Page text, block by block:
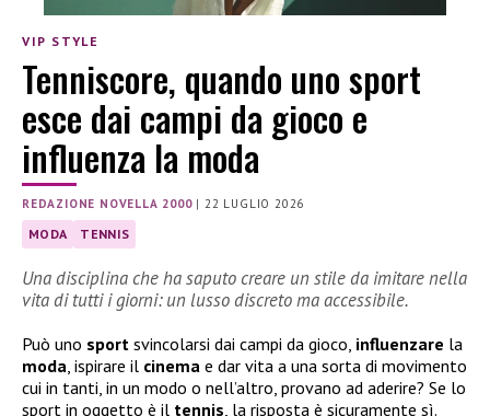
VIP STYLE
Tenniscore, quando uno sport
esce dai campi da gioco e
influenza la moda
REDAZIONE NOVELLA 2000|22 LUGLIO 2026
MODA TENNIS
Una disciplina che ha saputo creare un stile da imitare nella
vita di tutti i giorni: un lusso discreto ma accessibile.
Può uno sport svincolarsi dai campi da gioco, influenzare la
moda , ispirare il cinema e dar vita a una sorta di movimento
cui in tanti, in un modo o nell’altro, provano ad aderire? Se lo
sport in oggetto è il tennis , la risposta è sicuramente sì.